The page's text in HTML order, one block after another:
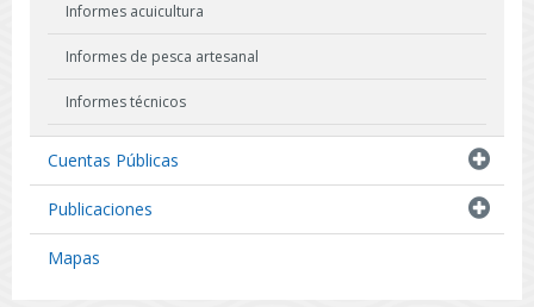
Informes acuicultura
Informes de pesca artesanal
Informes técnicos
Resultados de Pescas de Investigación
Cuentas Públicas
Publicaciones
Mapas